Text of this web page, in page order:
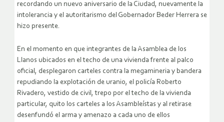
recordando un nuevo aniversario de la Ciudad, nuevamente la
intolerancia y el autoritarismo del Gobernador Beder Herrera se
hizo presente.
En el momento en que integrantes de la Asamblea de los
Llanos ubicados en el techo de una vivienda frente al palco
oficial, desplegaron carteles contra la megamineria y bandera
repudiando la explotación de uranio, el policía Roberto
Rivadero, vestido de civil, trepo por el techo de la vivienda
particular, quito los carteles a los Asambleístas y al retirase
desenfundó el arma y amenazo a cada uno de ellos